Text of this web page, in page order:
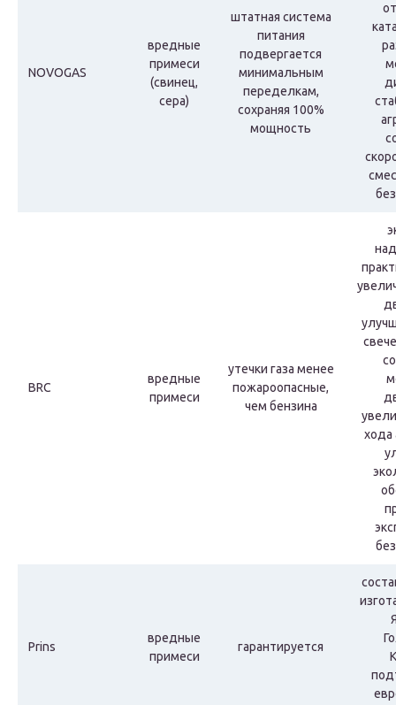
NOVOGAS
вредные
примеси
(свинец,
сера)
штатная система
питания
подвергается
минимальным
переделкам,
сохраняя 100%
мощность
BRC
вредные
примеси
утечки газа менее
пожароопасные,
чем бензина
хода
Prins
вредные
примеси
гарантируется